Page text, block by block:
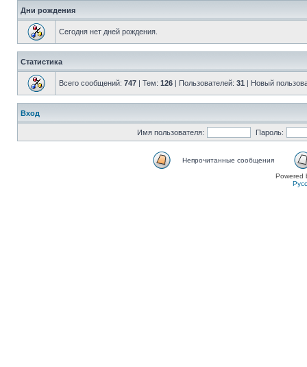
Дни рождения
Сегодня нет дней рождения.
Статистика
Всего сообщений: 747 | Тем: 126 | Пользователей: 31 | Новый
Вход
Имя пользователя: Пароль:
Непрочитанные сообщения
Powered